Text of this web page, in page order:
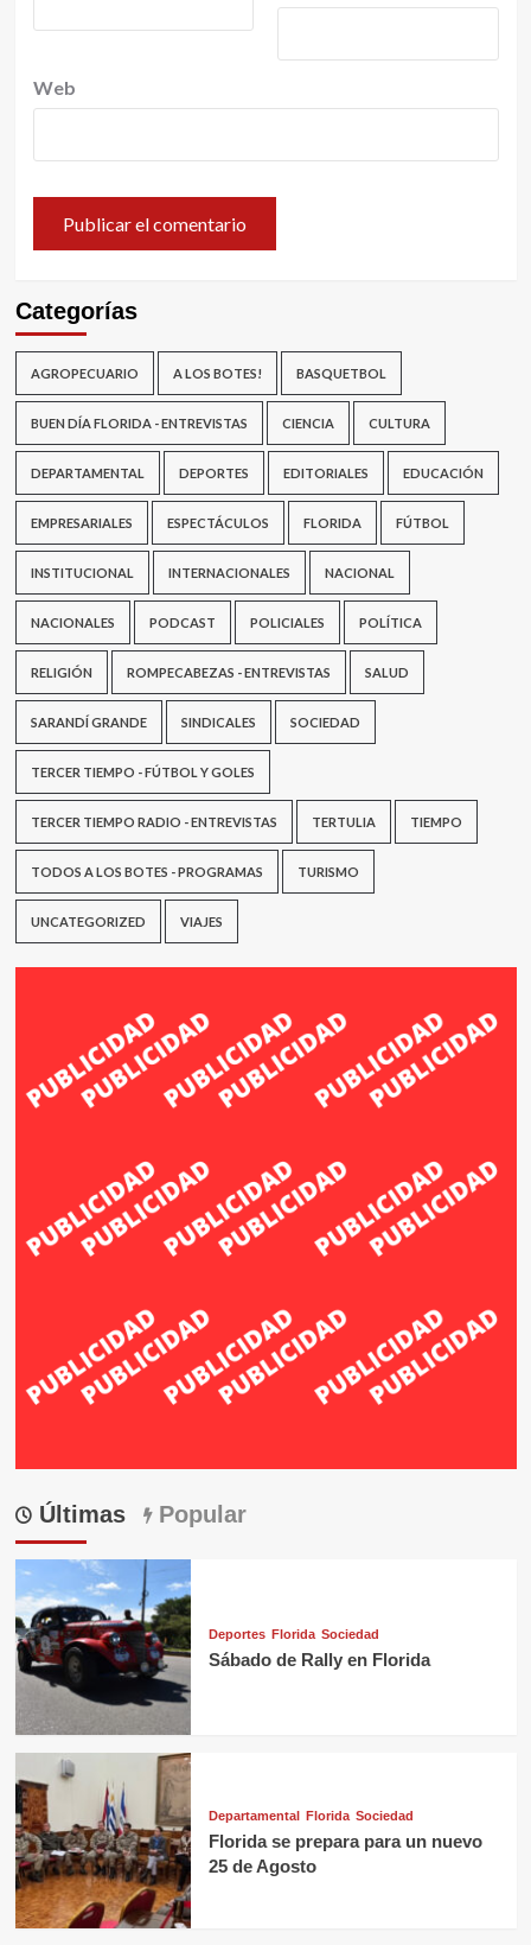
Web
Categorías
AGROPECUARIO A LOS BOTES! BASQUETBOL
BUEN DÍA FLORIDA - ENTREVISTAS CIENCIA CULTURA
DEPARTAMENTAL DEPORTES EDITORIALES EDUCACIÓN
EMPRESARIALES ESPECTÁCULOS FLORIDA FÚTBOL
INSTITUCIONAL INTERNACIONALES NACIONAL
NACIONALES PODCAST POLICIALES POLÍTICA
RELIGIÓN ROMPECABEZAS - ENTREVISTAS SALUD
SARANDÍ GRANDE SINDICALES SOCIEDAD
TERCER TIEMPO - FÚTBOL Y GOLES
TERCER TIEMPO RADIO - ENTREVISTAS TERTULIA TIEMPO
TODOS A LOS BOTES - PROGRAMAS TURISMO
UNCATEGORIZED VIAJES
Últimas Popular
Deportes Florida Sociedad
Sábado de Rally en Florida
Departamental Florida Sociedad
Florida se prepara para un nuevo
25 de Agosto